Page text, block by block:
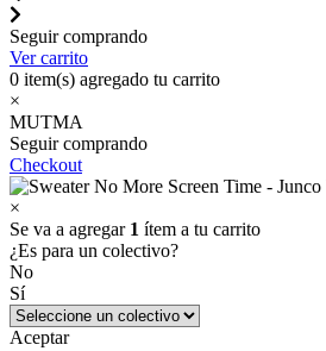
Seguir comprando
Ver carrito
0 item(s) agregado tu carrito
×
MUTMA
Seguir comprando
Checkout
×
Se va a agregar 1 ítem a tu carrito
¿Es para un colectivo?
No
Sí
Aceptar